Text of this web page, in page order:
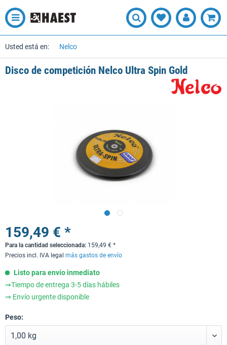
Usted está en: Nelco
Disco de competición Nelco Ultra Spin Gold
159,49 € *
Para la cantidad seleccionada: 159,49 € *
Precios incl. IVA legal más gastos de envío
Listo para envío inmediato
⇒Tiempo de entrega 3-5 días hábiles
⇒ Envío urgente disponible
Peso: